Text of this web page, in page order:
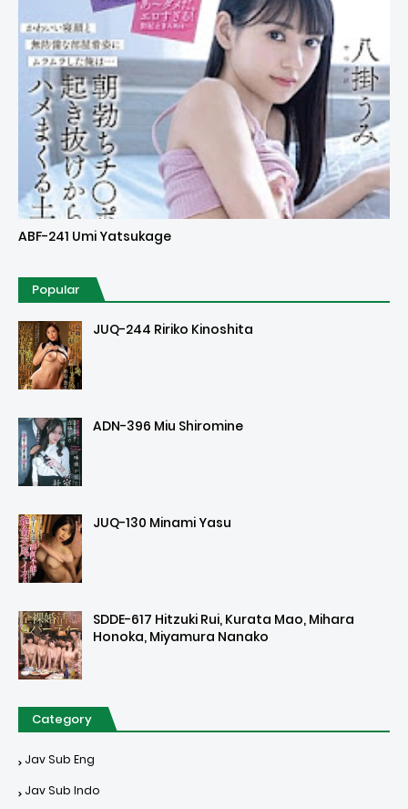
Uncensored
ABF-241 Umi Yatsukage
Popular
JUQ-244 Ririko Kinoshita
ADN-396 Miu Shiromine
JUQ-130 Minami Yasu
SDDE-617 Hitzuki Rui, Kurata Mao, Mihara
Honoka, Miyamura Nanako
Category
Jav Sub Eng
Jav Sub Indo